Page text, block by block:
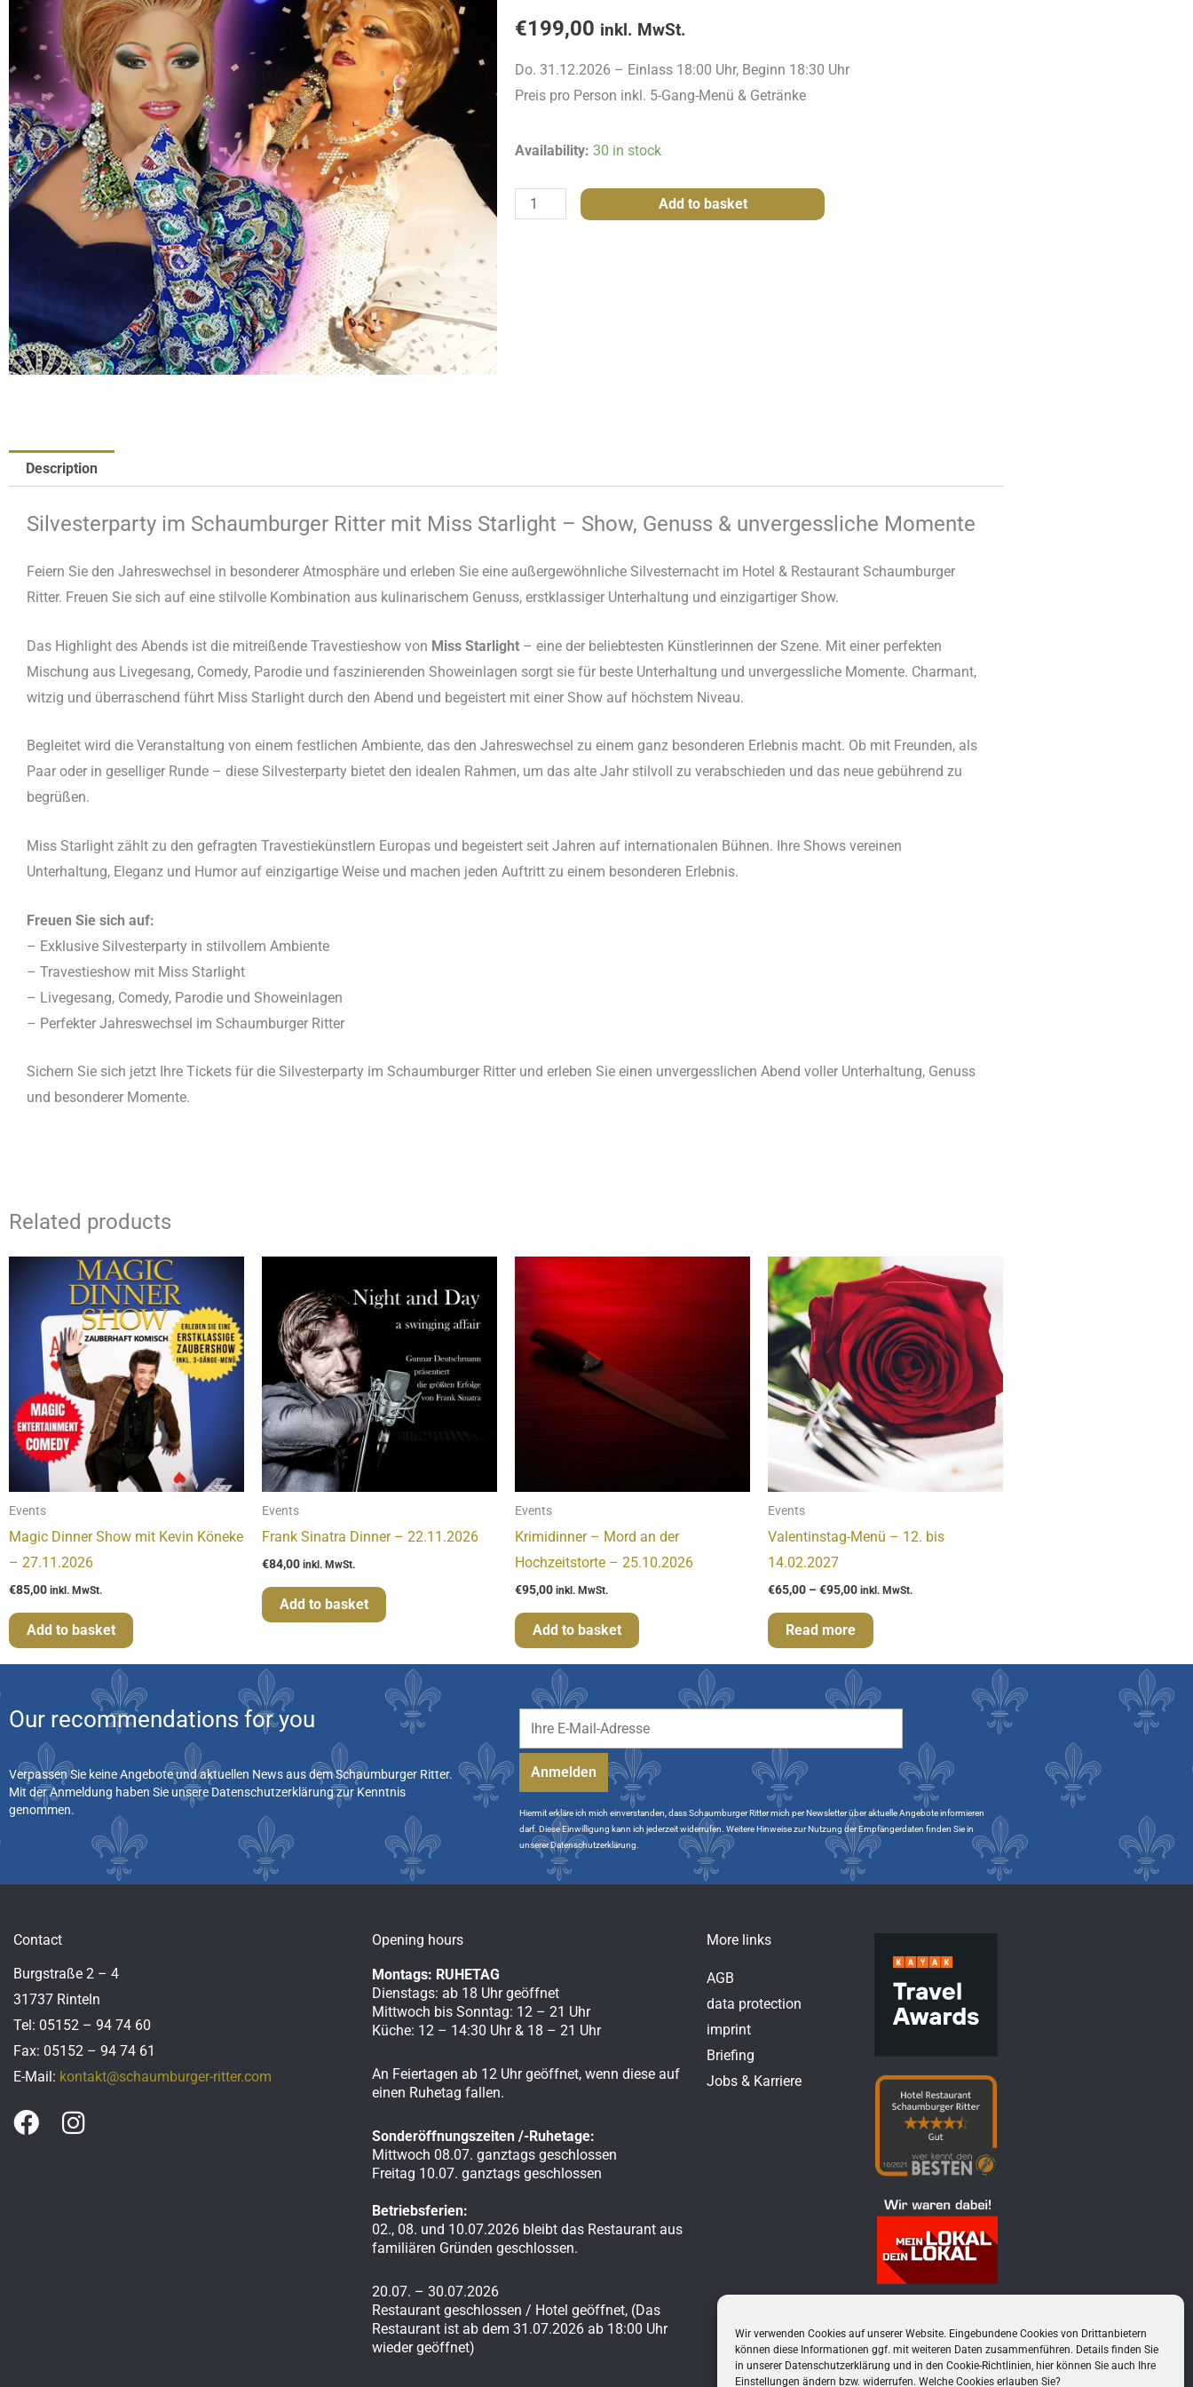
Wir verwenden Cookies auf unserer Website. Eingebundene Cookies von Drittanbietern
können diese Informationen ggf. mit weiteren Daten zusammenführen. Details finden Sie
in unserer Datenschutzerklärung und in den Cookie-Richtlinien, hier können Sie auch Ihre
Einstellungen ändern bzw. widerrufen. Welche Cookies erlauben Sie?
€199,00 inkl. MwSt.
Do. 31.12.2026 – Einlass 18:00 Uhr, Beginn 18:30 Uhr
Preis pro Person inkl. 5-Gang-Menü & Getränke
Availability: 30 in stock
Silvesterparty
Miss
Add to basket
Description
Silvesterparty im Schaumburger Ritter mit Miss Starlight – Show, Genuss & unvergessliche Momente
Feiern Sie den Jahreswechsel in besonderer Atmosphäre und erleben Sie eine außergewöhnliche Silvesternacht im Hotel & Restaurant Schaumburger
Ritter. Freuen Sie sich auf eine stilvolle Kombination aus kulinarischem Genuss, erstklassiger Unterhaltung und einzigartiger Show.
Das Highlight des Abends ist die mitreißende Travestieshow von Miss Starlight – eine der beliebtesten Künstlerinnen der Szene. Mit einer perfekten
Mischung aus Livegesang, Comedy, Parodie und faszinierenden Showeinlagen sorgt sie für beste Unterhaltung und unvergessliche Momente. Charmant,
witzig und überraschend führt Miss Starlight durch den Abend und begeistert mit einer Show auf höchstem Niveau.
Begleitet wird die Veranstaltung von einem festlichen Ambiente, das den Jahreswechsel zu einem ganz besonderen Erlebnis macht. Ob mit Freunden, als
Paar oder in geselliger Runde – diese Silvesterparty bietet den idealen Rahmen, um das alte Jahr stilvoll zu verabschieden und das neue gebührend zu
begrüßen.
Miss Starlight zählt zu den gefragten Travestiekünstlern Europas und begeistert seit Jahren auf internationalen Bühnen. Ihre Shows vereinen
Unterhaltung, Eleganz und Humor auf einzigartige Weise und machen jeden Auftritt zu einem besonderen Erlebnis.
Freuen Sie sich auf:
– Exklusive Silvesterparty in stilvollem Ambiente
– Travestieshow mit Miss Starlight
– Livegesang, Comedy, Parodie und Showeinlagen
– Perfekter Jahreswechsel im Schaumburger Ritter
Sichern Sie sich jetzt Ihre Tickets für die Silvesterparty im Schaumburger Ritter und erleben Sie einen unvergesslichen Abend voller Unterhaltung, Genuss
und besonderer Momente.
Related products
Events
Magic Dinner Show mit Kevin Köneke
– 27.11.2026
€85,00 inkl. MwSt.
Add to basket
Events
Frank Sinatra Dinner – 22.11.2026
€84,00 inkl. MwSt.
Add to basket
Events
Krimidinner – Mord an der
Hochzeitstorte – 25.10.2026
€95,00 inkl. MwSt.
Add to basket
Events
Valentinstag-Menü – 12. bis
14.02.2027
€65,00 –€95,00
Price
range:
€65,00
through
€95,00
inkl. MwSt.
Read more
Our recommendations for you
Verpassen Sie keine Angebote und aktuellen News aus dem Schaumburger Ritter.
Mit der Anmeldung haben Sie unsere Datenschutzerklärung zur Kenntnis
genommen.
Hiermit erkläre ich mich einverstanden, dass Schaumburger Ritter mich per Newsletter über aktuelle Angebote informieren
darf. Diese Einwilligung kann ich jederzeit widerrufen. Weitere Hinweise zur Nutzung der Empfängerdaten finden Sie in
unserer Datenschutzerklärung.
Contact
Burgstraße 2 – 4
31737 Rinteln
Tel: 05152 – 94 74 60
Fax: 05152 – 94 74 61
E-Mail: kontakt@schaumburger-ritter.com
F
I
Opening hours
Montags: RUHETAG
Dienstags: ab 18 Uhr geöffnet
Mittwoch bis Sonntag: 12 – 21 Uhr
Küche: 12 – 14:30 Uhr & 18 – 21 Uhr
An Feiertagen ab 12 Uhr geöffnet, wenn diese auf
einen Ruhetag fallen.
Sonderöffnungszeiten /-Ruhetage:
Mittwoch 08.07. ganztags geschlossen
Freitag 10.07. ganztags geschlossen
Betriebsferien:
02., 08. und 10.07.2026 bleibt das Restaurant aus
familiären Gründen geschlossen.
20.07. – 30.07.2026
Restaurant geschlossen / Hotel geöffnet, (Das
Restaurant ist ab dem 31.07.2026 ab 18:00 Uhr
wieder geöffnet)
More links
AGB
data protection
imprint
Briefing
Jobs & Karriere